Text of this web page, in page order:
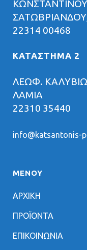
22314 00468
ΚΑΤΑΣΤΗΜΑ 2
ΛΕΩΦ.
ΛΑΜΙΑ
22310 35440
info@katsantonis-
ΜΕΝΟΥ
ΑΡΧΙΚΗ
ΠΡΟΪΟΝΤΑ
ΕΠΙΚΟΙΝΩΝΙΑ